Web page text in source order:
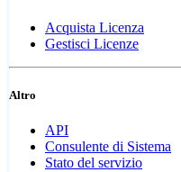
Acquista Licenza
Gestisci Licenze
Altro
API
Consulente di Sistema
Stato del servizio